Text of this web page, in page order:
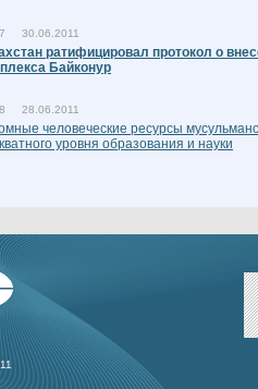
30.06.2011
ратифицировал протокол о
Байконур
28.06.2011
человеческие ресурсы
уровня образования и науки